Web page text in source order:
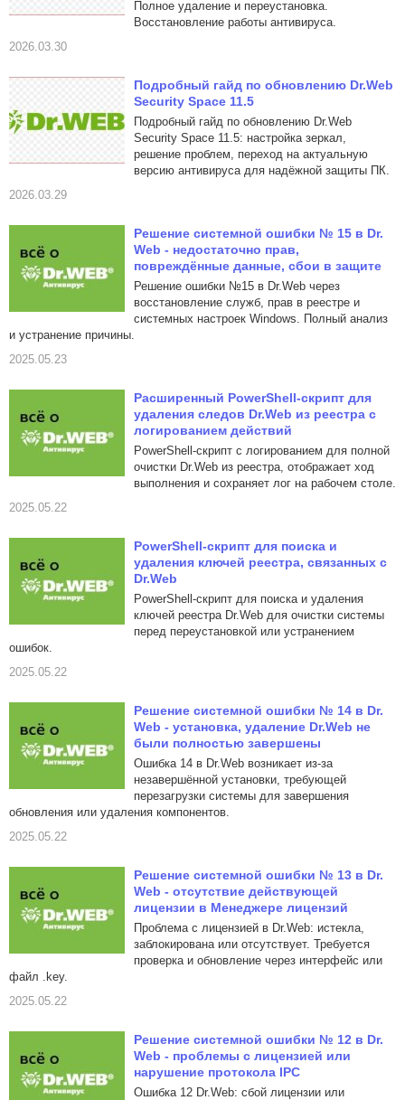
Полное удаление и переустановка.
Восстановление работы антивируса.
2026.03.30
Подробный гайд по обновлению Dr.Web
Security Space 11.5
Подробный гайд по обновлению Dr.Web
Security Space 11.5: настройка зеркал,
решение проблем, переход на актуальную
версию антивируса для надёжной защиты ПК.
2026.03.29
Решение системной ошибки № 15 в Dr.
Web - недостаточно прав,
повреждённые данные, сбои в защите
Решение ошибки №15 в Dr.Web через
восстановление служб, прав в реестре и
системных настроек Windows. Полный анализ
и устранение причины.
2025.05.23
Расширенный PowerShell-скрипт для
удаления следов Dr.Web из реестра с
логированием действий
PowerShell-скрипт с логированием для полной
очистки Dr.Web из реестра, отображает ход
выполнения и сохраняет лог на рабочем столе.
2025.05.22
PowerShell-скрипт для поиска и
удаления ключей реестра, связанных с
Dr.Web
PowerShell-скрипт для поиска и удаления
ключей реестра Dr.Web для очистки системы
перед переустановкой или устранением
ошибок.
2025.05.22
Решение системной ошибки № 14 в Dr.
Web - установка, удаление Dr.Web не
были полностью завершены
Ошибка 14 в Dr.Web возникает из-за
незавершённой установки, требующей
перезагрузки системы для завершения
обновления или удаления компонентов.
2025.05.22
Решение системной ошибки № 13 в Dr.
Web - отсутствие действующей
лицензии в Менеджере лицензий
Проблема с лицензией в Dr.Web: истекла,
заблокирована или отсутствует. Требуется
проверка и обновление через интерфейс или
файл .key.
2025.05.22
Решение системной ошибки № 12 в Dr.
Web - проблемы с лицензией или
нарушение протокола IPC
Ошибка 12 Dr.Web: сбой лицензии или